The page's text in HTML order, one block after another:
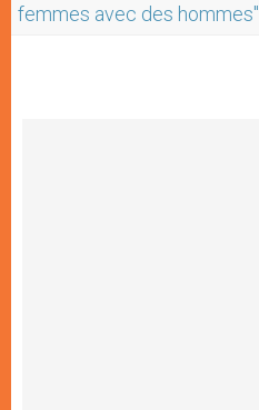
femmes avec des hommes"